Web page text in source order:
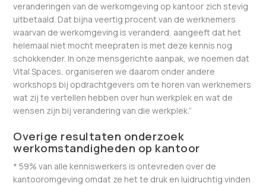
veranderingen van de werkomgeving op kantoor zich stevig
uitbetaald. Dat bijna veertig procent van de werknemers
waarvan de werkomgeving is veranderd, aangeeft dat het
helemaal niet mocht meepraten is met deze kennis nog
schokkender. In onze mensgerichte aanpak, we noemen dat
Vital Spaces, organiseren we daarom onder andere
workshops bij opdrachtgevers om te horen van werknemers
wat zij te vertellen hebben over hun werkplek en wat de
wensen zijn bij verandering van die werkplek.”
Overige resultaten onderzoek
werkomstandigheden op kantoor
* 59% van alle kenniswerkers is ontevreden over de
kantooromgeving omdat ze het te druk en luidruchtig vinden